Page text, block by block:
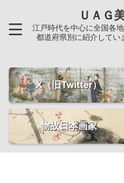
ＵＡＧ
江戸時代を中心に全国各
都道府県別に紹介してい
X（旧Twitter）
物故日本画家